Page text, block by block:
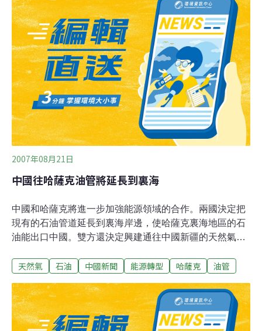
計每日輸送量達110萬桶。同時，計劃涉及把部分使用不
足的天然氣主管道改成油管，以及興建1,400公里的新油
管。不過，反對者指出，在魁省東部展開的興建油管工
程，可能會損害瀕臨絕種的白鯨（beluga）棲息地。
2007年08月21日
中國往哈薩克油管將延長到裏海
中國和哈薩克將進一步加強能源領域的合作。兩國決定把
現有的石油管道延長到裏海岸邊，使哈薩克裏海地區的石
油能出口中國。雙方還決定興建通往中國新疆的天然氣管
天然氣 石油 中國新聞 能源轉型 哈薩克 油管